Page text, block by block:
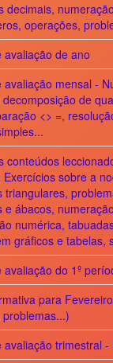
decimais,
operações,
avaliação de ano
avaliação mensal -
de
<> =,
conteúdos
Exercícios sobre a
triangulares,
e ábacos,
numérica,
gráficos e tabelas,
avaliação do 1º
para
avaliação trimestral -